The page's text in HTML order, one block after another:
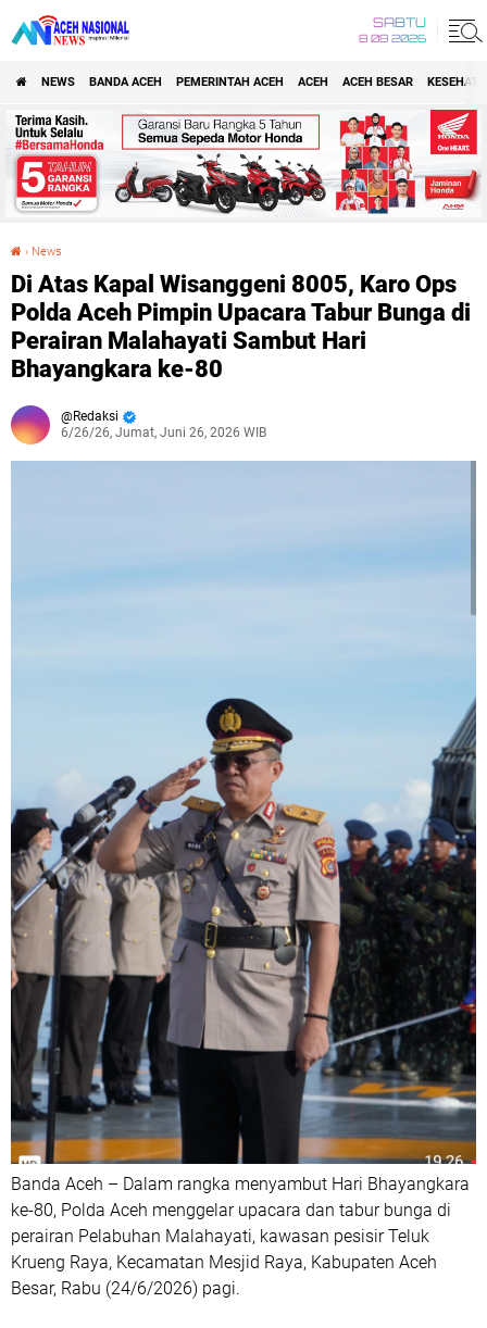
SABTU
8 08 2026
NEWS BANDA ACEH PEMERINTAH ACEH ACEH ACEH BESAR
› News
Di Atas Kapal Wisanggeni 8005, Karo Ops
Polda Aceh Pimpin Upacara Tabur Bunga di
Perairan Malahayati Sambut Hari
Bhayangkara ke-80
Redaksi
6/26/26, Jumat, Juni 26, 2026 WIB
Banda Aceh – Dalam rangka menyambut Hari Bhayangkara
ke-80, Polda Aceh menggelar upacara dan tabur bunga di
perairan Pelabuhan Malahayati, kawasan pesisir Teluk
Krueng Raya, Kecamatan Mesjid Raya, Kabupaten Aceh
Besar, Rabu (24/6/2026) pagi.